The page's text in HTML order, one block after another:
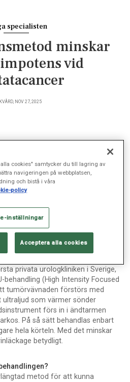
specialisten
minskar
vid
NOV 27, 2025
vid prostatacancer minskar
urinläckage. Med hjälp av
enbart tumören, inte
Uroclinic vid
behandlingen.
privata urologkliniken i Sverige,
behandling (High Intensity Focused
tumörvävnaden förstörs med
som värmer sönder
förs in i ändtarmen
På så sätt behandlas enbart
hela körteln. Med det minskar
betydligt.
metod för att kunna
cookies" samtycker du till lagring av
navigeringen på webbplatsen,
och bistå i våra
policy
inställningar
Acceptera alla cookies